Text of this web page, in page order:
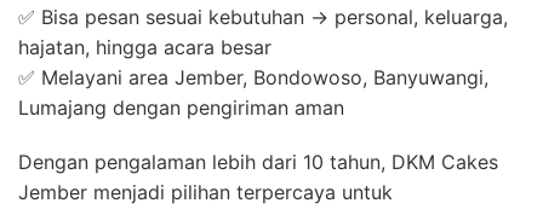
✅ Bisa pesan sesuai kebutuhan → personal, keluarga,
hajatan, hingga acara besar
✅ Melayani area Jember, Bondowoso, Banyuwangi,
Lumajang dengan pengiriman aman
Dengan pengalaman lebih dari 10 tahun, DKM Cakes
Jember menjadi pilihan terpercaya untuk